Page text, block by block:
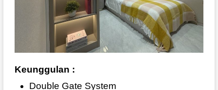
Keunggulan :
Double Gate System